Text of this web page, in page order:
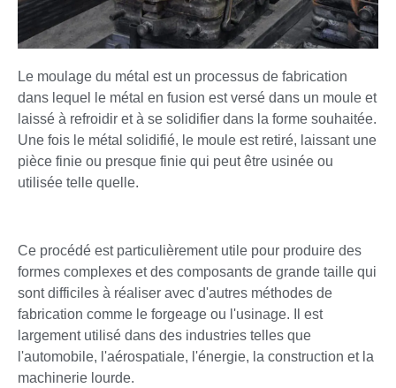
Le moulage du métal est un processus de fabrication
dans lequel le métal en fusion est versé dans un moule et
laissé à refroidir et à se solidifier dans la forme souhaitée.
Une fois le métal solidifié, le moule est retiré, laissant une
pièce finie ou presque finie qui peut être usinée ou
utilisée telle quelle.
Ce procédé est particulièrement utile pour produire des
formes complexes et des composants de grande taille qui
sont difficiles à réaliser avec d'autres méthodes de
fabrication comme le forgeage ou l'usinage. Il est
largement utilisé dans des industries telles que
l'automobile, l'aérospatiale, l'énergie, la construction et la
machinerie lourde.